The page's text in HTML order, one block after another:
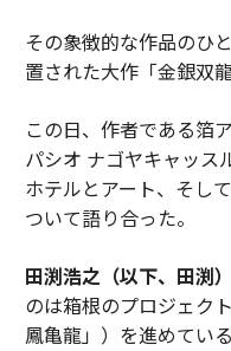
その象徴的な作品のひ
置された大作「金銀双
この日、作者である箔
パシオ ナゴヤキャッス
ホテルとアート、そし
ついて語り合った。
田渕浩之（以下、田渕）
のは箱根のプロジェク
鳳亀龍」）を進めてい